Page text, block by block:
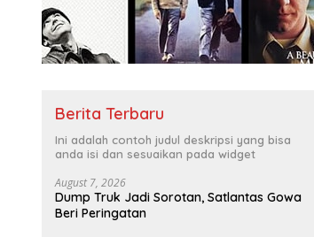
Berita Terbaru
Ini adalah contoh judul deskripsi yang bisa
anda isi dan sesuaikan pada widget
August 7, 2026
Dump Truk Jadi Sorotan, Satlantas Gowa
Beri Peringatan